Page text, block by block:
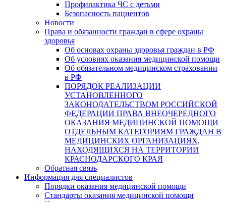
Профилактика ЧС с детьми
Безопасность пациентов
Новости
Права и обязанности граждан в сфере охраны
здоровья
Об основах охраны здоровья граждан в РФ
Об условиях оказания медицинской помощи
Об обязательном медицинском страховании
в РФ
ПОРЯДОК РЕАЛИЗАЦИИ
УСТАНОВЛЕННОГО
ЗАКОНОДАТЕЛЬСТВОМ РОССИЙСКОЙ
ФЕДЕРАЦИИ ПРАВА ВНЕОЧЕРЕДНОГО
ОКАЗАНИЯ МЕДИЦИНСКОЙ ПОМОЩИ
ОТДЕЛЬНЫМ КАТЕГОРИЯМ ГРАЖДАН В
МЕДИЦИНСКИХ ОРГАНИЗАЦИЯХ,
НАХОДЯЩИХСЯ НА ТЕРРИТОРИИ
КРАСНОДАРСКОГО КРАЯ
Обратная связь
Информация для специалистов
Порядки оказания медицинской помощи
Стандарты оказания медицинской помощи